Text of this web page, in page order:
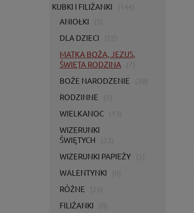
KUBKI I FILIŻANKI
ANIOŁKI
DLA DZIECI
MATKA BOŻA, JEZUS,
ŚWIĘTA RODZINA
BOŻE NARODZENIE
RODZINNE
WIELKANOC
WIZERUNKI
ŚWIĘTYCH
WIZERUNKI PAPIEŻY
WALENTYNKI
RÓŻNE
FILIŻANKI